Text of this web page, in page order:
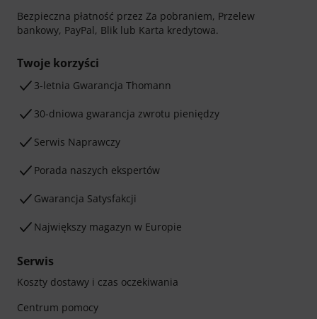
Bezpieczna płatność przez Za pobraniem, Przelew
bankowy, PayPal, Blik lub Karta kredytowa.
Twoje korzyści
3-letnia Gwarancja Thomann
30-dniowa gwarancja zwrotu pieniędzy
Serwis Naprawczy
Porada naszych ekspertów
Gwarancja Satysfakcji
Największy magazyn w Europie
Serwis
Koszty dostawy i czas oczekiwania
Centrum pomocy